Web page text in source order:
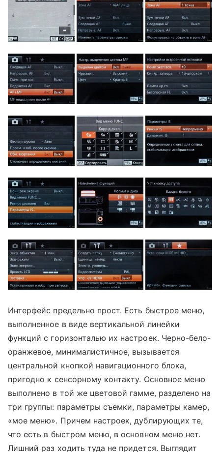
Интерфейс предельно прост. Есть быстрое меню,
выполненное в виде вертикальной линейки
функций с горизонталью их настроек. Черно-бело-
оранжевое, минималистичное, вызывается
центральной кнопкой навигационного блока,
пригодно к сенсорному контакту. Основное меню
выполнено в той же цветовой гамме, разделено на
три группы: параметры съемки, параметры камер,
«мое меню». Причем настроек, дублирующих те,
что есть в быстром меню, в основном меню нет.
Лишний раз ходить туда не придется. Выглядит